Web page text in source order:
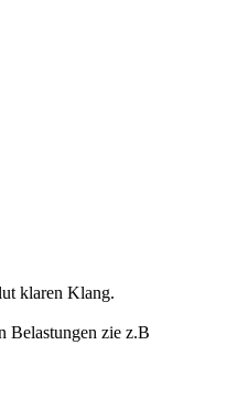
klaren Klang.
Belastungen zie z.B